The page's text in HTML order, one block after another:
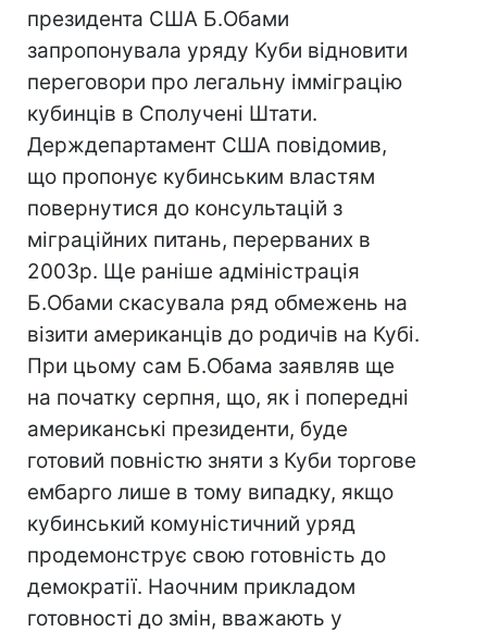
президента США Б.Обами
запропонувала уряду Куби відновити
переговори про легальну імміграцію
кубинців в Сполучені Штати.
Держдепартамент США повідомив,
що пропонує кубинським властям
повернутися до консультацій з
міграційних питань, перерваних в
2003р. Ще раніше адміністрація
Б.Обами скасувала ряд обмежень на
візити американців до родичів на Кубі.
При цьому сам Б.Обама заявляв ще
на початку серпня, що, як і попередні
американські президенти, буде
готовий повністю зняти з Куби торгове
ембарго лише в тому випадку, якщо
кубинський комуністичний уряд
продемонструє свою готовність до
демократії. Наочним прикладом
готовності до змін, вважають у